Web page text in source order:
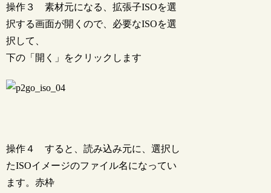
操作３ 素材元になる、拡張子ISOを選
択する画面が開くので、必要なISOを選
択して、
下の「開く」をクリックします
操作４ すると、読み込み元に、選択し
たISOイメージのファイル名になってい
ます。赤枠